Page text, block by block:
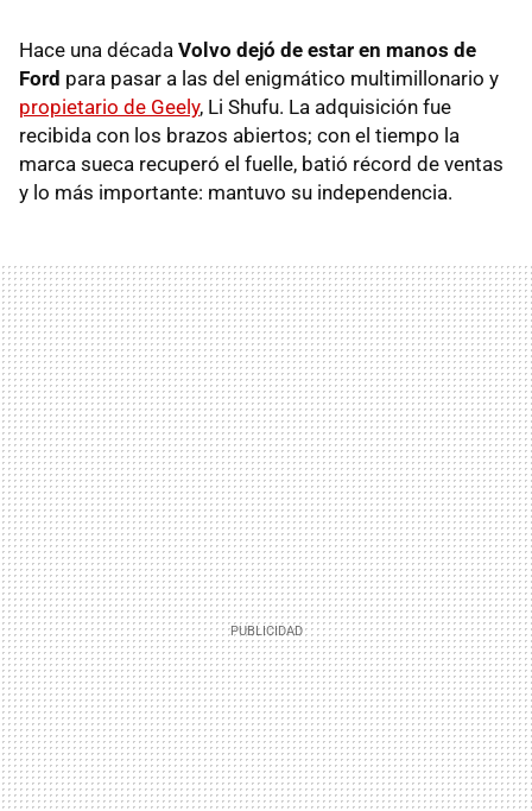
Hace una década Volvo dejó de estar en manos de
Ford para pasar a las del enigmático multimillonario y
propietario de Geely, Li Shufu. La adquisición fue
recibida con los brazos abiertos; con el tiempo la
marca sueca recuperó el fuelle, batió récord de ventas
y lo más importante: mantuvo su independencia.